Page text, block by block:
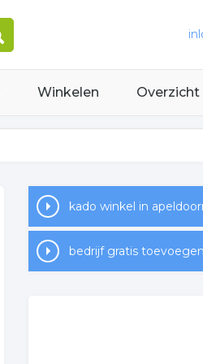
Winkelen Overzicht
kado winkel in
bedrijf gratis toevoegen